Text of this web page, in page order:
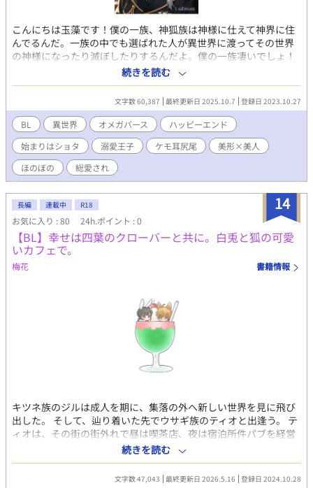
こんにちは玉藻です！僕の一族、神狐族は神様に仕えて神界に住
んでるんだ。一族の中でも選ばれた人が異世界に渡ってその世界
の神様になったり滅ぼしたりするんだよ。僕の一族凄いでしょ！
その渡りがある前日におにいたまと一緒にこっそり儀式の間を見
に神殿に行ったら神様がいて抱きかかえられたんだ。そうしたら
神様がつまずいて魔法陣の中に落ちちゃった。 落ちた先の世界で
心細くて泣いていたら綺麗な子が助けてくれたんだ！その子がず
っとここにいていいよって言ってくれたからいつも一緒にいるけ
ど間違って渡った僕はこの世界で何をしたらいいの？ えっ？大き
くなったら僕と結婚したい？結婚って何？ずっと一緒にいるこ
と？うん、一緒にいるー！ 神狐族（人間にケモミミ尻尾・狐にも
なれる）の玉藻がうっかり異世界（オメガバースの世界）に落ち
らせています。 神様はエセ関西弁を話しています。エセですエ
セ。 幼少期から始まりますのでエロは先の先です。 不定期投稿で
毎日更新の時もあれば間が開く時もあるので気長にお待ち頂ける
方向けです。
続きを読む
文字数 60,387 最終更新日 2025.10.7 登録日 2023.10.27
BL 異世界 オメガバース
ハッピーエンド
始まりはショタ
溺愛王子 ケモ耳尻尾
美形×美人
ほのぼの
総愛され
14
長編 連載中 R18
お気に入り : 80 24h.ポイント : 0
【BL】幸せは四葉のクローバーと共に。白兎と狐の可愛
いカフェで。
梅花 書籍情報
キツネ族のジルは成人を期に、集落の外へ新しい世界を見に飛び
出した。 そして、辿り着いた先でウサギ族のティオと出逢う。 テ
ィオは、その街の街外れで昼は喫茶店、夜は宿泊所件パブを経営
していた。 手持ちのお金が無く、働き口を探していたジルはその
街で働き口を見付けるも、今度は宿が無い！ そんな時にティオか
ら一緒にすむかと言われ……。 ほのぼのケモみみラブストーリ
続きを読む
文字数 47,043 最終更新日 2026.5.16 登録日 2024.10.28